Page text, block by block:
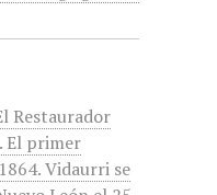
Restaurador
El primer
Vidaurri se